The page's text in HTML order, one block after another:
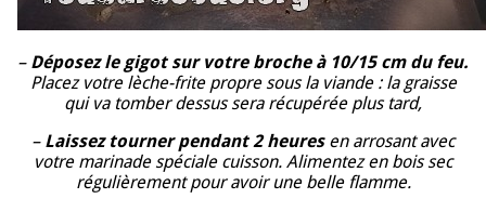
– Déposez le gigot sur votre broche à 10/15 cm du feu.
Placez votre lèche-frite propre sous la viande : la graisse
qui va tomber dessus sera récupérée plus tard,
– Laissez tourner pendant 2 heures en arrosant avec
votre marinade spéciale cuisson. Alimentez en bois sec
régulièrement pour avoir une belle flamme.